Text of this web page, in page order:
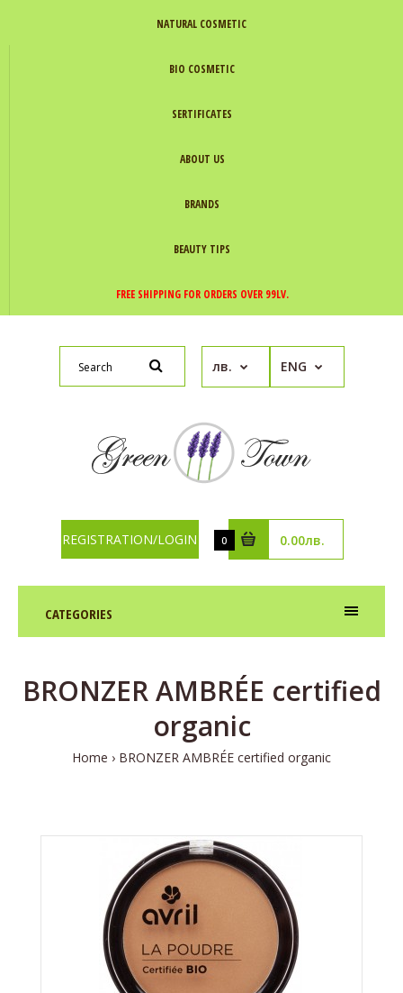
NATURAL COSMETIC
BIO COSMETIC
SERTIFICATES
ABOUT US
BRANDS
BEAUTY TIPS
FREE SHIPPING FOR ORDERS OVER 99LV.
лв. ENG
REGISTRATION/LOGIN 0 0.00лв.
CATEGORIES
BRONZER AMBRÉE certified
organic
Home BRONZER AMBRÉE certified organic